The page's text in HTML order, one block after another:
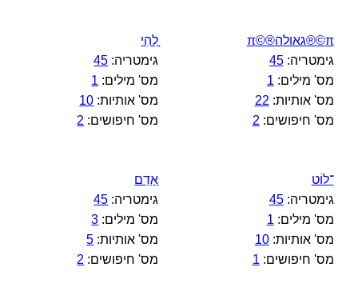
π©®גאולה®©π
גימטריה:45
מס' מילים: 1
מס' אותיות: 22
מס' חיפושים: 2
ֱלהִי
גימטריה: 45
מס' מילים: 1
מס' אותיות: 10
מס' חיפושים: 2
־לוֹט
גימטריה:45
מס' מילים: 1
מס' אותיות:10
מס' חיפושים: 1
אָדַם
גימטריה: 45
מס' מילים: 3
מס' אותיות: 5
מס' חיפושים: 2